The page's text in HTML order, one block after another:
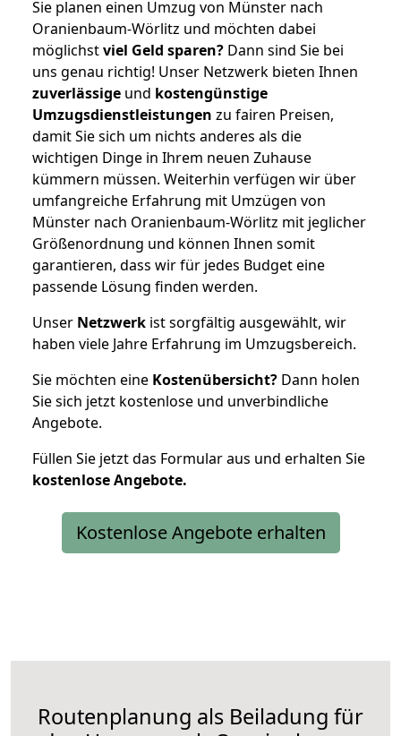
Sie planen einen Umzug von Münster nach
Oranienbaum-Wörlitz und möchten dabei
möglichstviel Geld sparen? Dann sind Sie bei
uns genau richtig! Unser Netzwerk bieten Ihnen
zuverlässige und kostengünstige
Umzugsdienstleistungen zu fairen Preisen,
damit Sie sich um nichts anderes als die
wichtigen Dinge in Ihrem neuen Zuhause
kümmern müssen. Weiterhin verfügen wir über
umfangreiche Erfahrung mit Umzügen von
Münster nach Oranienbaum-Wörlitz mit jeglicher
Größenordnung und können Ihnen somit
garantieren, dass wir für jedes Budget eine
passende Lösung finden werden.
Unser Netzwerk ist sorgfältig ausgewählt, wir
haben viele Jahre Erfahrung im Umzugsbereich.
Sie möchten eine Kostenübersicht? Dann holen
Sie sich jetzt kostenlose und unverbindliche
Angebote.
Füllen Sie jetzt das Formular aus und erhalten Sie
kostenloseAngebote.
Kostenlose Angebote erhalten
Routenplanung als Beiladung für